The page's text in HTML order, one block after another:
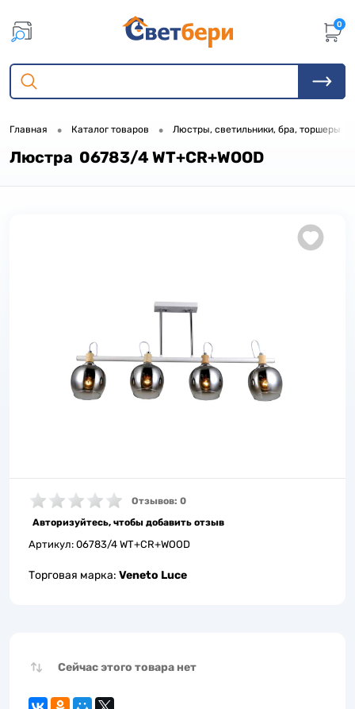
0
Главная • Каталог товаров • Люстры, светильники, бра, торшеры
Люстра 06783/4 WT+CR+WOOD
Отзывов: 0
Авторизуйтесь, чтобы добавить отзыв
Артикул: 06783/4 WT+CR+WOOD
Торговая марка: Veneto Luce
Сейчас этого товара нет